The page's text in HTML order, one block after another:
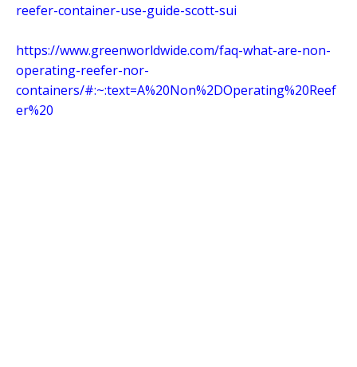
reefer-container-use-guide-scott-sui
https://www.greenworldwide.com/faq-what-are-non-
operating-reefer-nor-
containers/#:~:text=A%20Non%2DOperating%20Reef
er%20